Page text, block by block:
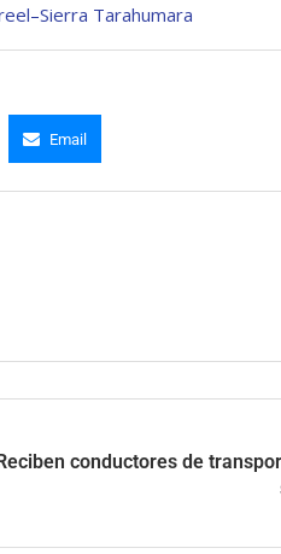
Tarahumara
Email
conductores de